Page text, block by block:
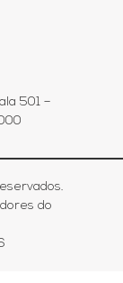
501 –
do